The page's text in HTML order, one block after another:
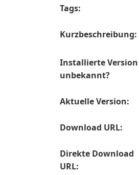
Tags:
Kurzbeschreibung:
Installierte Version
unbekannt?
Aktuelle Version:
Download URL:
Direkte Download
URL: